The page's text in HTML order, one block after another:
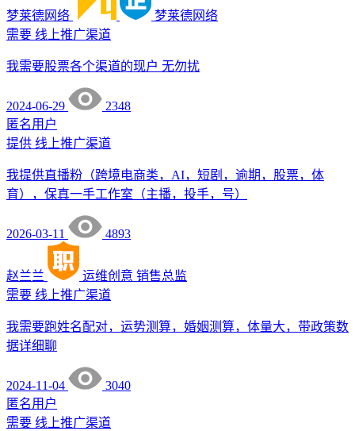
梦莱德网络
梦莱德网络
需要 线上推广渠道
我需要股票各个渠道的现户 无勿扰
2024-06-29
2348
匿名用户
提供 线上推广渠道
我提供直播粉（跨境电商类，AI，短剧，逾期，股票，体
育），保真一手工作室（主播，投手，号）
2026-03-11 4893
赵兰兰 运维创意 销售总监
需要 线上推广渠道
我需要跑姓名配对，运势测算，婚姻测算，体量大，带政策数
据详细聊
2024-11-04
3040
匿名用户
需要 线上推广渠道